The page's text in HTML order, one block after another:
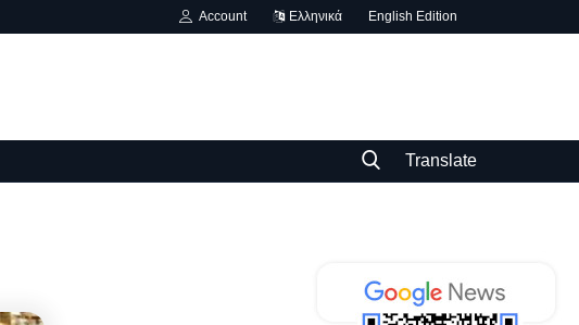
Account Ελληνικά English Edition
Translate